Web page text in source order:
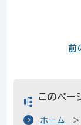
前
このペー
ホーム